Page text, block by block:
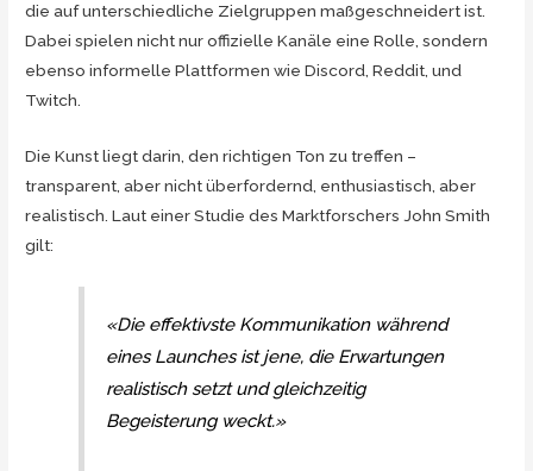
die auf unterschiedliche Zielgruppen maßgeschneidert ist.
Dabei spielen nicht nur offizielle Kanäle eine Rolle, sondern
ebenso informelle Plattformen wie Discord, Reddit, und
Twitch.
Die Kunst liegt darin, den richtigen Ton zu treffen –
transparent, aber nicht überfordernd, enthusiastisch, aber
realistisch. Laut einer Studie des Marktforschers John Smith
gilt:
«Die effektivste Kommunikation während
eines Launches ist jene, die Erwartungen
realistisch setzt und gleichzeitig
Begeisterung weckt.»